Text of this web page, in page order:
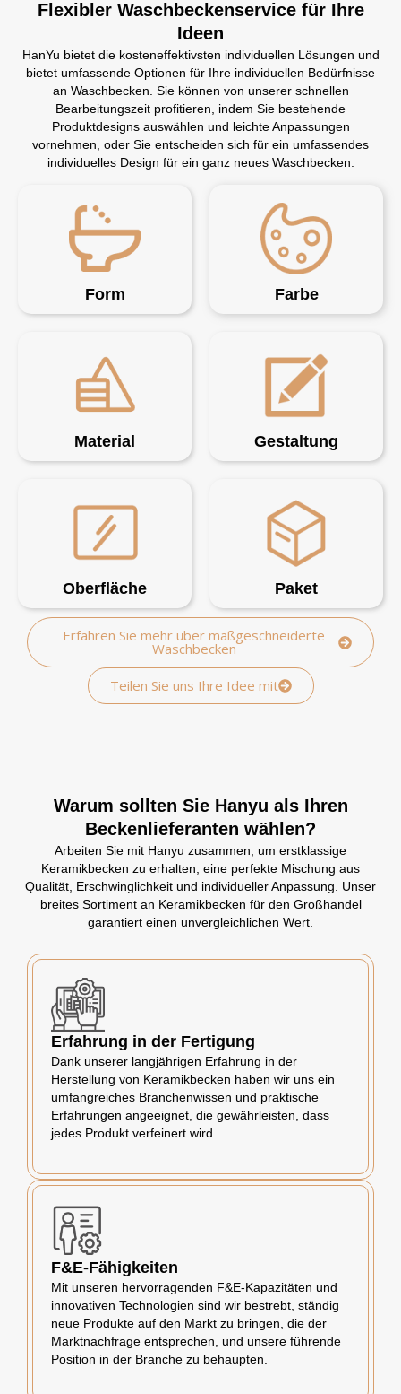
Flexibler Waschbeckenservice für Ihre
Ideen
HanYu bietet die kosteneffektivsten individuellen Lösungen und
bietet umfassende Optionen für Ihre individuellen Bedürfnisse
an Waschbecken. Sie können von unserer schnellen
Bearbeitungszeit profitieren, indem Sie bestehende
Produktdesigns auswählen und leichte Anpassungen
vornehmen, oder Sie entscheiden sich für ein umfassendes
individuelles Design für ein ganz neues Waschbecken.
Form Farbe
Material Gestaltung
Oberfläche Paket
Erfahren Sie mehr über maßgeschneiderte
Waschbecken
Teilen Sie uns Ihre Idee mit
Warum sollten Sie Hanyu als Ihren
Beckenlieferanten wählen?
Arbeiten Sie mit Hanyu zusammen, um erstklassige
Keramikbecken zu erhalten, eine perfekte Mischung aus
Qualität, Erschwinglichkeit und individueller Anpassung. Unser
breites Sortiment an Keramikbecken für den Großhandel
garantiert einen unvergleichlichen Wert.
Erfahrung in der Fertigung
Dank unserer langjährigen Erfahrung in der
Herstellung von Keramikbecken haben wir uns ein
umfangreiches Branchenwissen und praktische
Erfahrungen angeeignet, die gewährleisten, dass
jedes Produkt verfeinert wird.
F&E-Fähigkeiten
Mit unseren hervorragenden F&E-Kapazitäten und
innovativen Technologien sind wir bestrebt, ständig
neue Produkte auf den Markt zu bringen, die der
Marktnachfrage entsprechen, und unsere führende
Position in der Branche zu behaupten.